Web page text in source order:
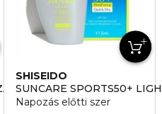
CORPS
SHISEIDO
SUNCARE SPORTS50+
Napozás előtti szer